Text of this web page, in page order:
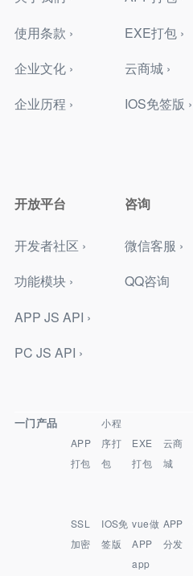
使用条款 ›
企业文化 ›
企业历程 ›
EXE打包 ›
云商城 ›
IOS免签版 ›
开放平台
开发者社区 ›
功能模块 ›
APP JS API ›
PC JS API ›
咨询
微信客服 ›
QQ咨询
一门产品
APP
打包
小程
序打
包
EXE
打包
云商
城
SSL
加密
IOS免
签版
vue做
APP
APP
分发
app